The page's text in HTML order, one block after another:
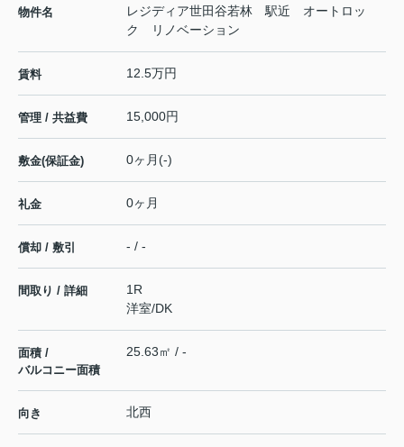
物件名
レジディア世田谷若林 駅近 オートロッ
ク リノベーション
賃料 12.5万円
管理 / 共益費 15,000円
敷金(保証金) 0ヶ月(-)
礼金 0ヶ月
償却 / 敷引 - / -
間取り / 詳細
1R
洋室/DK
面積 /
バルコニー面積
25.63㎡ / -
向き 北西